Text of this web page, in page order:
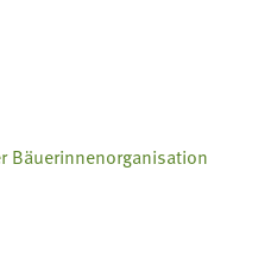
Bäuerinnenorganisation